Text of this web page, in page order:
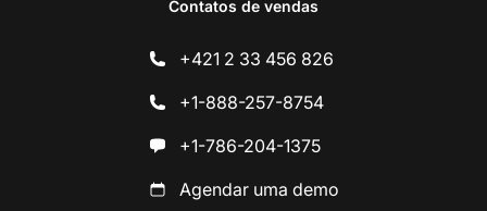
Contatos de vendas
+421 2 33 456 826
+1-888-257-8754
+1-786-204-1375
Agendar uma demo